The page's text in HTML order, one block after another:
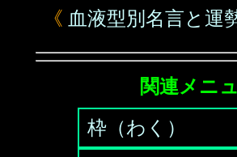
《 血液型別名言と運
関連メニ
枠（わく）